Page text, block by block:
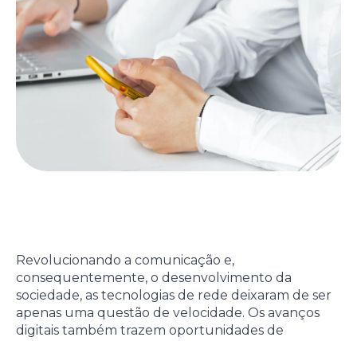
Revolucionando a comunicação e,
consequentemente, o desenvolvimento da
sociedade, as tecnologias de rede deixaram de ser
apenas uma questão de velocidade. Os avanços
digitais também trazem oportunidades de